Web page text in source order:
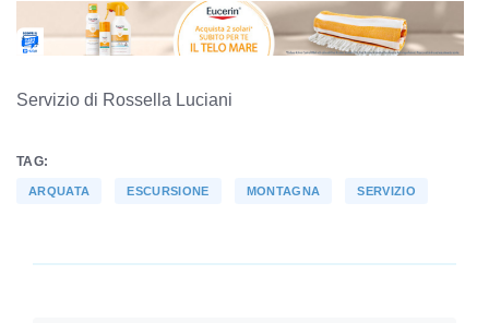
Servizio di Rossella Luciani
TAG:
ARQUATA ESCURSIONE MONTAGNA SERVIZIO